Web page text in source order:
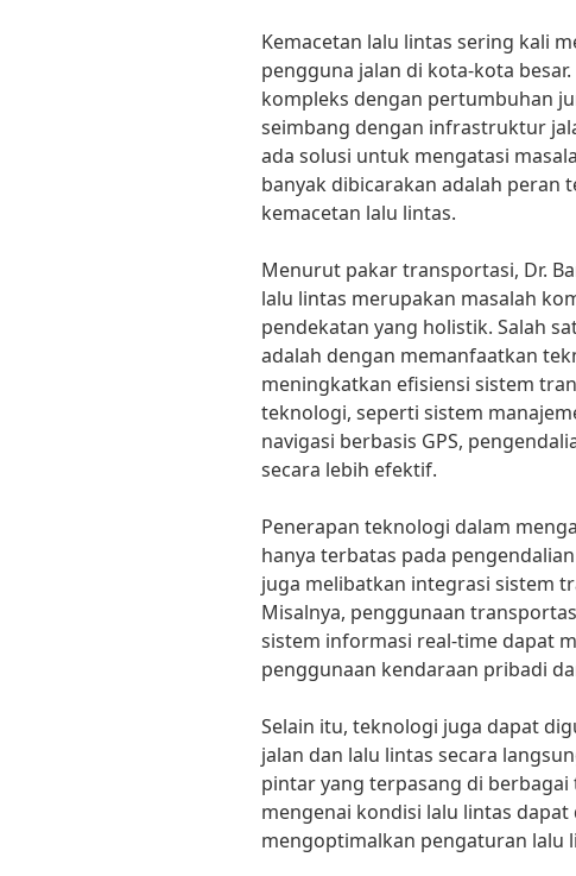
Kemacetan lalu lintas sering kali
pengguna jalan di kota-kota
kompleks dengan pertumbuhan
seimbang dengan infrastruktur
ada solusi untuk mengatasi
banyak dibicarakan adalah peran
kemacetan lalu lintas.
Menurut pakar transportasi, Dr.
lalu lintas merupakan masalah
pendekatan yang holistik. Salah
adalah dengan memanfaatkan
meningkatkan efisiensi sistem
teknologi, seperti sistem
navigasi berbasis GPS,
secara lebih efektif.
Penerapan teknologi dalam
hanya terbatas pada
juga melibatkan integrasi sistem
Misalnya, penggunaan
sistem informasi real-time dapat
penggunaan kendaraan pribadi
Selain itu, teknologi juga dapat
jalan dan lalu lintas secara
pintar yang terpasang di
mengenai kondisi lalu lintas
mengoptimalkan pengaturan lalu